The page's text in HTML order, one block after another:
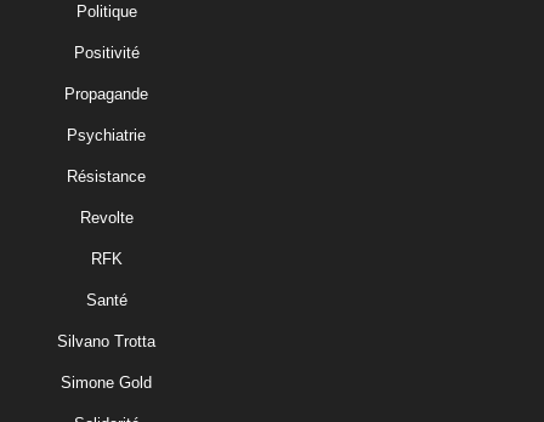
Politique
Positivité
Propagande
Psychiatrie
Résistance
Revolte
RFK
Santé
Silvano Trotta
Simone Gold